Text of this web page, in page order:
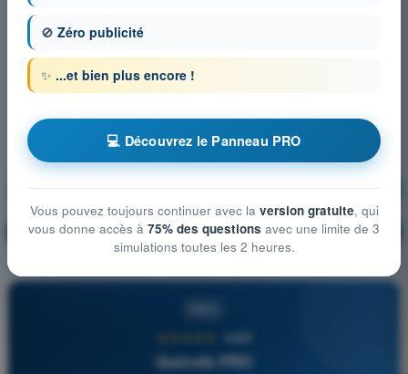
Réglementation aéronautique S'entraîner !
🔒 PRO Explication de la question
4,6/5
Quizvds PRO
🚫 Zéro publicité
✨ ...et bien plus encore !
💻 Découvrez le Panneau PRO
Vous pouvez toujours continuer avec la version gratuite, qui
vous donne accès à 75% des questions avec une limite de 3
simulations toutes les 2 heures.